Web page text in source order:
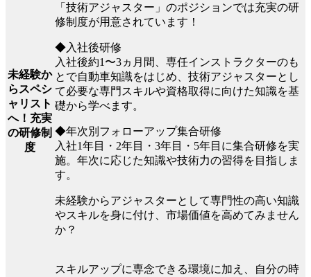
未経験か
らスペシ
ャリスト
へ！充実
の研修制
度
「技術アジャスター」のポジションでは充実の研
修制度が用意されています！
◆入社後研修
入社後約1〜3ヵ月間、専任インストラクターのも
とで自動車知識をはじめ、技術アジャスターとし
て必要な専門スキルや資格取得に向けた知識を基
礎から学べます。
◆年次別フォローアップ集合研修
入社1年目・2年目・3年目・5年目に集合研修を実
施。年次に応じた知識や技術力の習得を目指しま
す。
未経験からアジャスターとして専門性の高い知識
やスキルを身に付け、市場価値を高めてみません
か？
スキルアップに専念できる環境に加え、自分の時